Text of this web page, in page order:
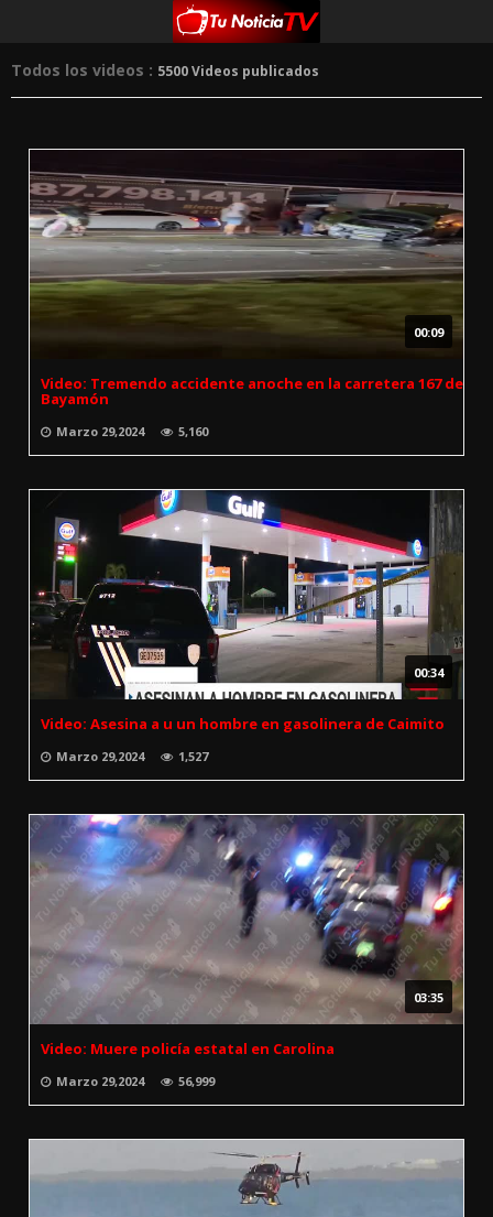
Todos los videos : 5500 Videos publicados
00:09
Video: Tremendo accidente anoche en la carretera 167 de
Bayamón
Marzo 29,2024 5,160
00:34
Video: Asesina a u un hombre en gasolinera de Caimito
Marzo 29,2024 1,527
03:35
Video: Muere policía estatal en Carolina
Marzo 29,2024 56,999